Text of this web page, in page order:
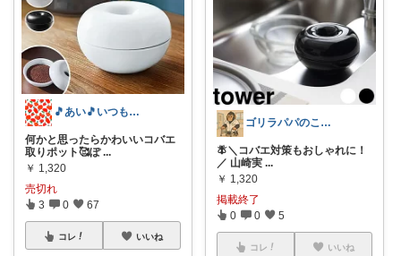
🎵あい🎵いつもありがとうございます
何かと思ったらかわいいコバエ
取りポット🥰ぽ ...
￥ 1,320
売切れ
3 0 67
コレ いいね
ゴリラパパのこれイチ推し【厳選】
🪰＼コバエ対策もおしゃれに！
／ 山崎実 ...
￥ 1,320
掲載終了
0 0 5
コレ いいね